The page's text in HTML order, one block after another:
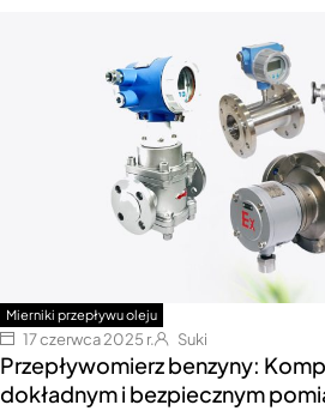
Mierniki przepływu oleju
17 czerwca 2025 r. Suki
Przepływomierz benzyny:
dokładnym i bezpiecznym